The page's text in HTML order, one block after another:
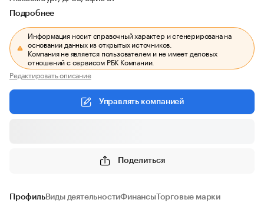
Подробнее
Информация носит справочный характер и сгенерирована на
основании данных из открытых источников.
Компания не является пользователем и не имеет деловых
отношений с сервисом РБК Компании.
Редактировать описание
Управлять компанией
Поделиться
ПрофильВиды деятельностиФинансыТорговые марки